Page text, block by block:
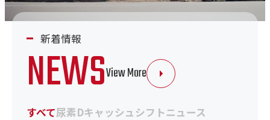
RECRUIT
採用情報
CONTACT
お問い合わせ
AdBlue®︎製造販売事業
OTHER
新着情報
NEWSView More
すべて尿素Dキャッシュシフトニュース